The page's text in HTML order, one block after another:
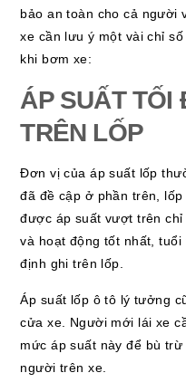
bảo an toàn cho cả người
xe cần lưu ý một vài chỉ
khi bơm xe:
ÁP SUẤT
TRÊN LỐP
Đơn vị của áp suất lốp
đã đề cập ở phần trên,
được áp suất vượt trên
và hoạt động tốt nhất,
định ghi trên lốp.
Áp suất lốp ô tô lý tưởng
cửa xe. Người mới lái xe
mức áp suất này để bù
người trên xe.